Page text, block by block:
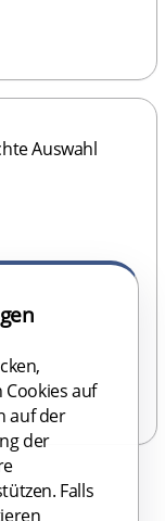
Auswahl
auf
auf der
der
Falls